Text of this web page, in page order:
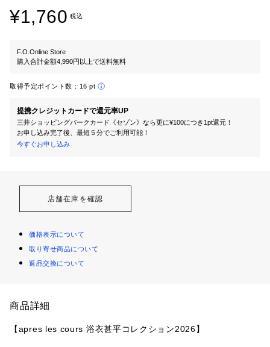
¥1,760 税込
F.O.Online Store
購入合計金額4,990円以上で送料無料
取得予定ポイント数： 16 pt
提携クレジットカードで還元率UP
三井ショッピングパークカード《セゾン》なら更に¥100につき1pt還元！
お申し込み完了後、最短５分でご利用可能！
今すぐお申し込み
店舗在庫を確認
価格表示について
取り寄せ商品について
返品交換について
商品詳細
【apres les cours 浴衣甚平コレクション2026】